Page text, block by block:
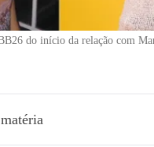
do início da relação com